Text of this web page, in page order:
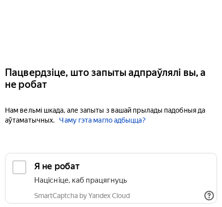
Пацвердзіце, што запыты адпраўлялі вы, а
не робат
Нам вельмі шкада, але запыты з вашай прылады падобныя да
аўтаматычных.
Чаму гэта магло адбыцца?
Я не робат
Націсніце, каб працягнуць
SmartCaptcha by Yandex Cloud